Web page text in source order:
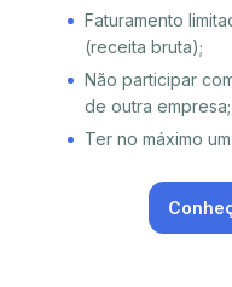
Faturamento
(receita bruta);
Não participar
de outra empresa;
Ter no máximo